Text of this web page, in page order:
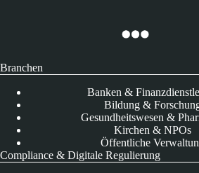
Branchen
Banken &
Bildung &
Gesundheitswesen &
Kirchen & NPOs
Öffentliche
Compliance & Digitale Regulierung